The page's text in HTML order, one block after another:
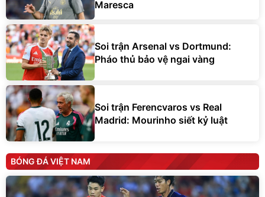
Maresca
Soi trận Arsenal vs Dortmund:
Pháo thủ bảo vệ ngai vàng
Soi trận Ferencvaros vs Real
Madrid: Mourinho siết kỷ luật
BÓNG ĐÁ VIỆT NAM